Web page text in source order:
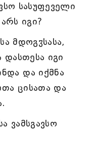
სასუფეველი
იგი?
მდოგჳსასა,
იგი
და იქმნა
ცისათა და
ვამსგავსო